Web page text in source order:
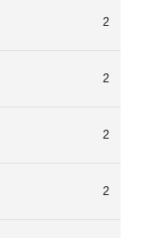
2
2
2
2